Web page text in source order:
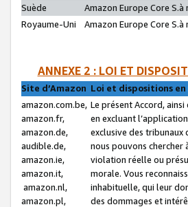
Suède
Amazon Europe Core S.à
Royaume-Uni
Amazon Europe Core S.à
ANNEXE 2 : LOI ET
Site d’Amazon Loi et dispositions
amazon.com.be,
amazon.fr,
amazon.de,
audible.de,
amazon.ie,
amazon.it,
amazon.nl,
amazon.pl,
Le présent Accord,
en excluant
exclusive des
nous pouvons
violation réelle ou
morale. Vous
inhabituelle, qui leur
des dommages et